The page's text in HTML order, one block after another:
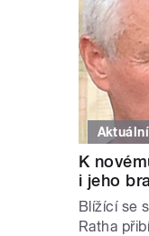
K
i jeho
Blížící se
Ratha